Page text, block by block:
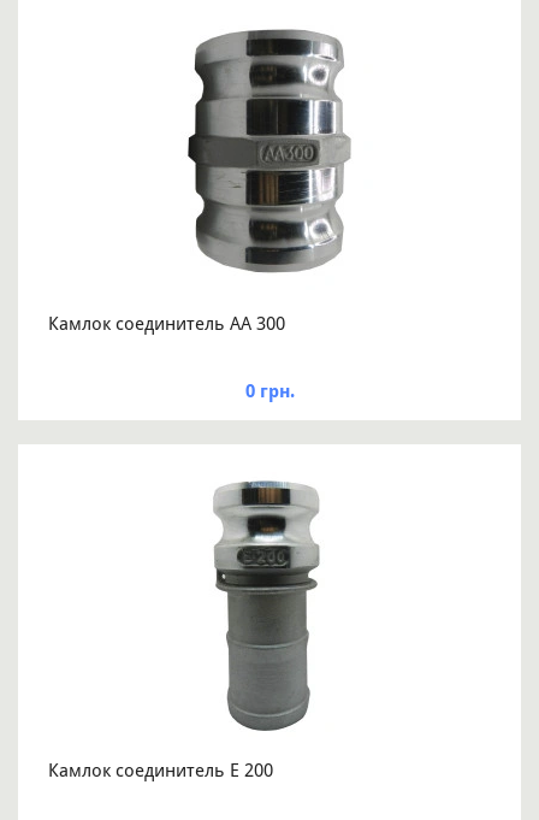
Камлок соединитель AA 300
0 грн.
Камлок соединитель E 200